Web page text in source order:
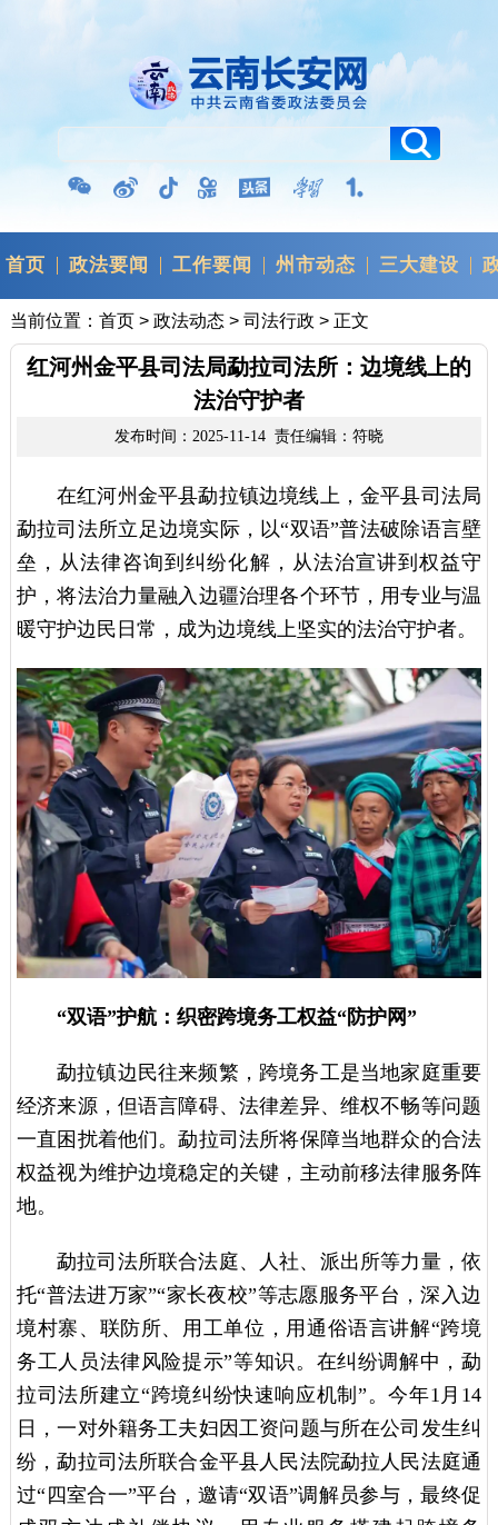
首页 政法要闻 工作要闻 州市动态 三大建设
当前位置： 首页> 政法动态> 司法行政 > 正文
红河州金平县司法局勐拉司法所：边境线上的
法治守护者
发布时间：2025-11-14 责任编辑：符晓
在红河州金平县勐拉镇边境线上，金平县司法局
勐拉司法所立足边境实际，以“双语”普法破除语言壁
垒，从法律咨询到纠纷化解，从法治宣讲到权益守
护，将法治力量融入边疆治理各个环节，用专业与温
暖守护边民日常，成为边境线上坚实的法治守护者。
“双语”护航：织密跨境务工权益“防护网”
勐拉镇边民往来频繁，跨境务工是当地家庭重要
经济来源，但语言障碍、法律差异、维权不畅等问题
一直困扰着他们。勐拉司法所将保障当地群众的合法
权益视为维护边境稳定的关键，主动前移法律服务阵
地。
勐拉司法所联合法庭、人社、派出所等力量，依
托“普法进万家”“家长夜校”等志愿服务平台，深入边
境村寨、联防所、用工单位，用通俗语言讲解“跨境
务工人员法律风险提示”等知识。在纠纷调解中，勐
拉司法所建立“跨境纠纷快速响应机制”。今年1月14
日，一对外籍务工夫妇因工资问题与所在公司发生纠
纷，勐拉司法所联合金平县人民法院勐拉人民法庭通
过“四室合一”平台，邀请“双语”调解员参与，最终促